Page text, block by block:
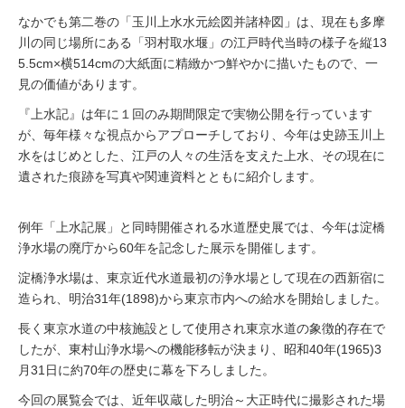
なかでも第二巻の「玉川上水水元絵図并諸枠図」は、現在も多摩
川の同じ場所にある「羽村取水堰」の江戸時代当時の様子を縦13
5.5cm×横514cmの大紙面に精緻かつ鮮やかに描いたもので、一
見の価値があります。
『上水記』は年に１回のみ期間限定で実物公開を行っています
が、毎年様々な視点からアプローチしており、今年は史跡玉川上
水をはじめとした、江戸の人々の生活を支えた上水、その現在に
遺された痕跡を写真や関連資料とともに紹介します。
例年「上水記展」と同時開催される水道歴史展では、今年は淀橋
浄水場の廃庁から60年を記念した展示を開催します。
淀橋浄水場は、東京近代水道最初の浄水場として現在の西新宿に
造られ、明治31年(1898)から東京市内への給水を開始しました。
長く東京水道の中核施設として使用され東京水道の象徴的存在で
したが、東村山浄水場への機能移転が決まり、昭和40年(1965)3
月31日に約70年の歴史に幕を下ろしました。
今回の展覧会では、近年収蔵した明治～大正時代に撮影された場